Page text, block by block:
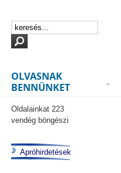
OLVASNAK
BENNÜNKET
Oldalainkat 223
vendég böngészi
Apróhirdetések